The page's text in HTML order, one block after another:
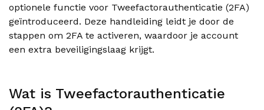
optionele functie voor Tweefactorauthenticatie (2FA)
geïntroduceerd. Deze handleiding leidt je door de
stappen om 2FA te activeren, waardoor je account
een extra beveiligingslaag krijgt.
Wat is Tweefactorauthenticatie